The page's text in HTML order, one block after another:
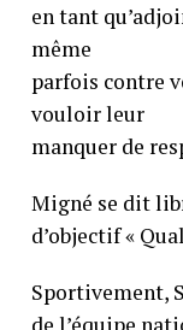
en tant
même
parfois contre
vouloir leur
manquer de
Migné se dit
d’objectif «
Sportivement,